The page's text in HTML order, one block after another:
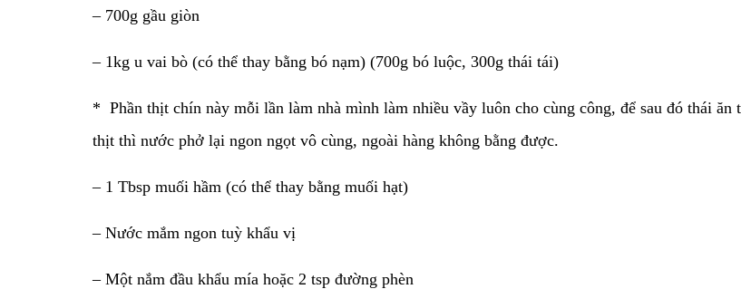
– 700g gầu giòn
– 1kg u vai bò (có thể thay bằng bó nạm) (700g bó luộc, 300g thái tái)
* Phần thịt chín này mỗi lần làm nhà mình làm nhiều vầy luôn cho cùng công, để sau đó thái
thịt thì nước phở lại ngon ngọt vô cùng, ngoài hàng không bằng được.
– 1 Tbsp muối hầm (có thể thay bằng muối hạt)
– Nước mắm ngon tuỳ khẩu vị
– Một nắm đầu khẩu mía hoặc 2 tsp đường phèn